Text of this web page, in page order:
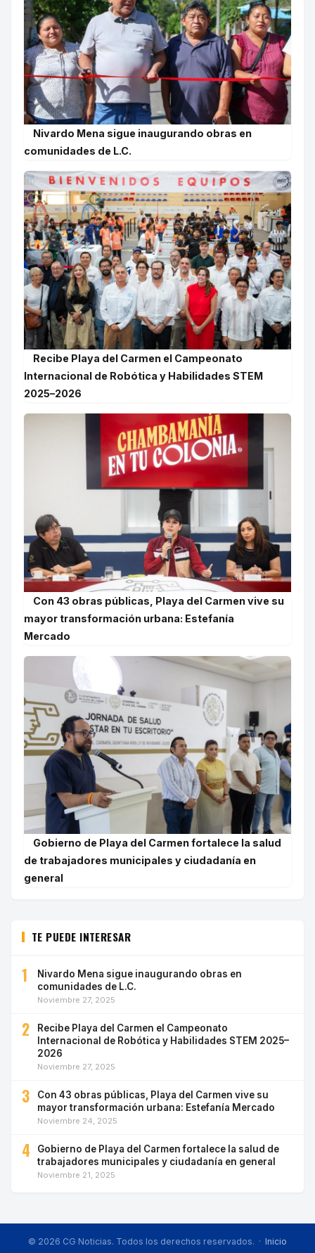
Nivardo Mena sigue inaugurando obras en
comunidades de L.C.
Recibe Playa del Carmen el Campeonato
Internacional de Robótica y Habilidades STEM
2025–2026
Con 43 obras públicas, Playa del Carmen vive su
mayor transformación urbana: Estefanía
Mercado
Gobierno de Playa del Carmen fortalece la salud
de trabajadores municipales y ciudadanía en
general
TE PUEDE INTERESAR
1
Nivardo Mena sigue inaugurando obras en
comunidades de L.C.
Noviembre 27, 2025
2
Recibe Playa del Carmen el Campeonato
Internacional de Robótica y Habilidades STEM 2025–
2026
Noviembre 27, 2025
3
Con 43 obras públicas, Playa del Carmen vive su
mayor transformación urbana: Estefanía Mercado
Noviembre 24, 2025
4
Gobierno de Playa del Carmen fortalece la salud de
trabajadores municipales y ciudadanía en general
Noviembre 21, 2025
© 2026 CG Noticias. Todos los derechos reservados. · Inicio